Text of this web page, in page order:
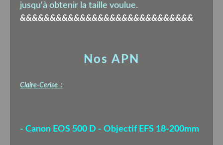
Nos APN
Claire-Cerise :
- Canon EOS 500 D - Objectif EFS 18-200mm
jusqu'à obtenir la taille voulue.
&&&&&&&&&&&&&&&&&&&&&&&&&&&&&